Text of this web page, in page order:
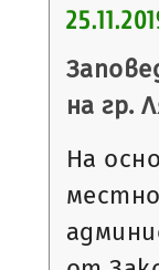
на гр.
На